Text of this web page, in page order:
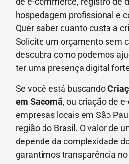
hospedagem profissional e
Quer saber quanto custa a
Solicite um orçamento sem
descubra como podemos
ter uma presença digital
Se você está buscando
em Sacomã, ou criação de
empresas locais em São
região do Brasil. O valor de
depende da complexidade
garantimos transparência